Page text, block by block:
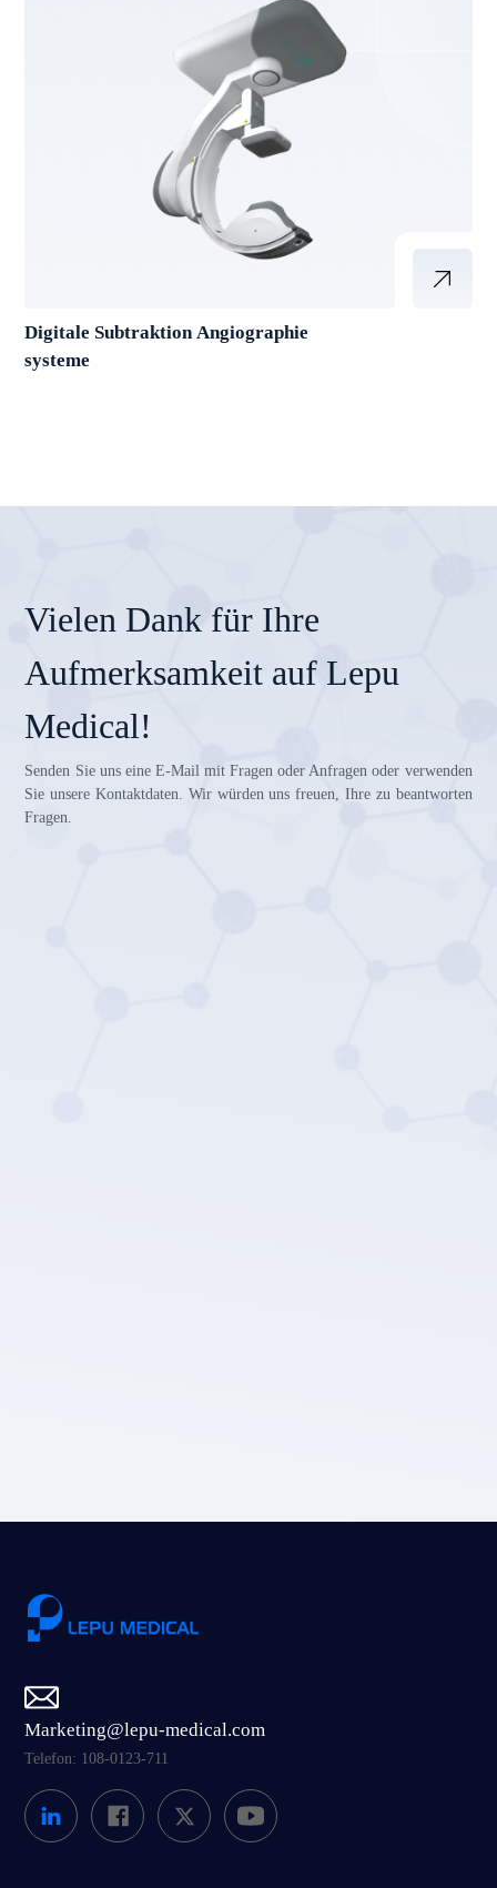
Digitale Subtraktion Angiographie
systeme
Vielen Dank für Ihre
Aufmerksamkeit auf Lepu
Medical!
Senden Sie uns eine E-Mail mit Fragen oder Anfragen oder verwenden
Sie unsere Kontaktdaten. Wir würden uns freuen, Ihre zu beantworten
Fragen.
Marketing@lepu-medical.com
Telefon: 108-0123-711